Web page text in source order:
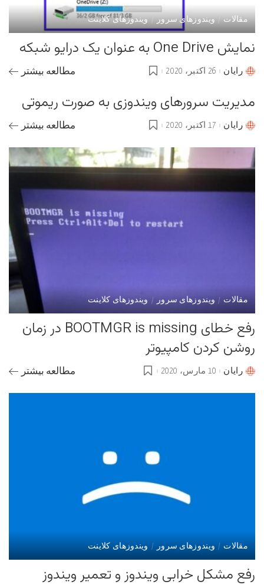
مقالات ویندوزهای سرور ویندوزهای کلاینت
نمایش One Drive به عنوان یک درایو شبکه
Postedرایان 26 اکتبر، 2020 مطالعه بیشتر
مدیریت سرورهای ویندوزی به صورت ریموتی
Postedرایان 17 اکتبر، 2020 مطالعه بیشتر
مقالات ویندوزهای سرور ویندوزهای کلاینت
رفع خطای BOOTMGR is missing در زمان
روشن کردن کامپیوتر
Postedرایان 10 مارس، 2020 مطالعه بیشتر
مقالات ویندوزهای سرور ویندوزهای کلاینت
رفع مشکل خرابی ویندوز و تعمیر ویندوز